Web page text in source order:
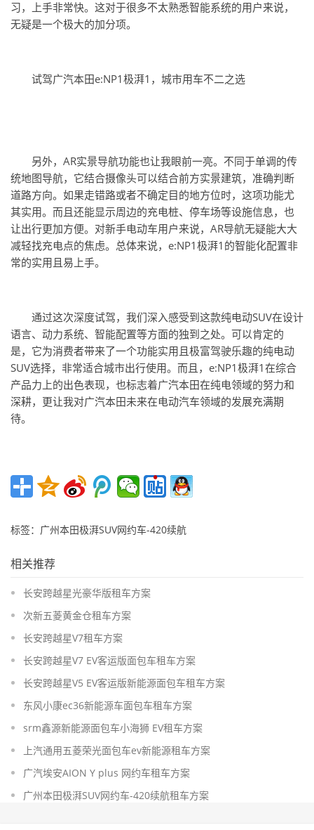
习，上手非常快。这对于很多不太熟悉智能系统的用户来说，
无疑是一个极大的加分项。
试驾广汽本田e:NP1极湃1，城市用车不二之选
另外，AR实景导航功能也让我眼前一亮。不同于单调的传
统地图导航，它结合摄像头可以结合前方实景建筑，准确判断
道路方向。如果走错路或者不确定目的地方位时，这项功能尤
其实用。而且还能显示周边的充电桩、停车场等设施信息，也
让出行更加方便。对新手电动车用户来说，AR导航无疑能大大
减轻找充电点的焦虑。总体来说，e:NP1极湃1的智能化配置非
常的实用且易上手。
通过这次深度试驾，我们深入感受到这款纯电动SUV在设计
语言、动力系统、智能配置等方面的独到之处。可以肯定的
是，它为消费者带来了一个功能实用且极富驾驶乐趣的纯电动
SUV选择，非常适合城市出行使用。而且，e:NP1极湃1在综合
产品力上的出色表现，也标志着广汽本田在纯电领域的努力和
深耕，更让我对广汽本田未来在电动汽车领域的发展充满期
待。
标签：广州本田极湃SUV网约车-420续航
相关推荐
长安跨越星光豪华版租车方案
次新五菱黄金仓租车方案
长安跨越星V7租车方案
长安跨越星V7 EV客运版面包车租车方案
长安跨越星V5 EV客运版新能源面包车租车方案
东风小康ec36新能源车面包车租车方案
srm鑫源新能源面包车小海狮 EV租车方案
上汽通用五菱荣光面包车ev新能源租车方案
广汽埃安AION Y plus 网约车租车方案
广州本田极湃SUV网约车-420续航租车方案